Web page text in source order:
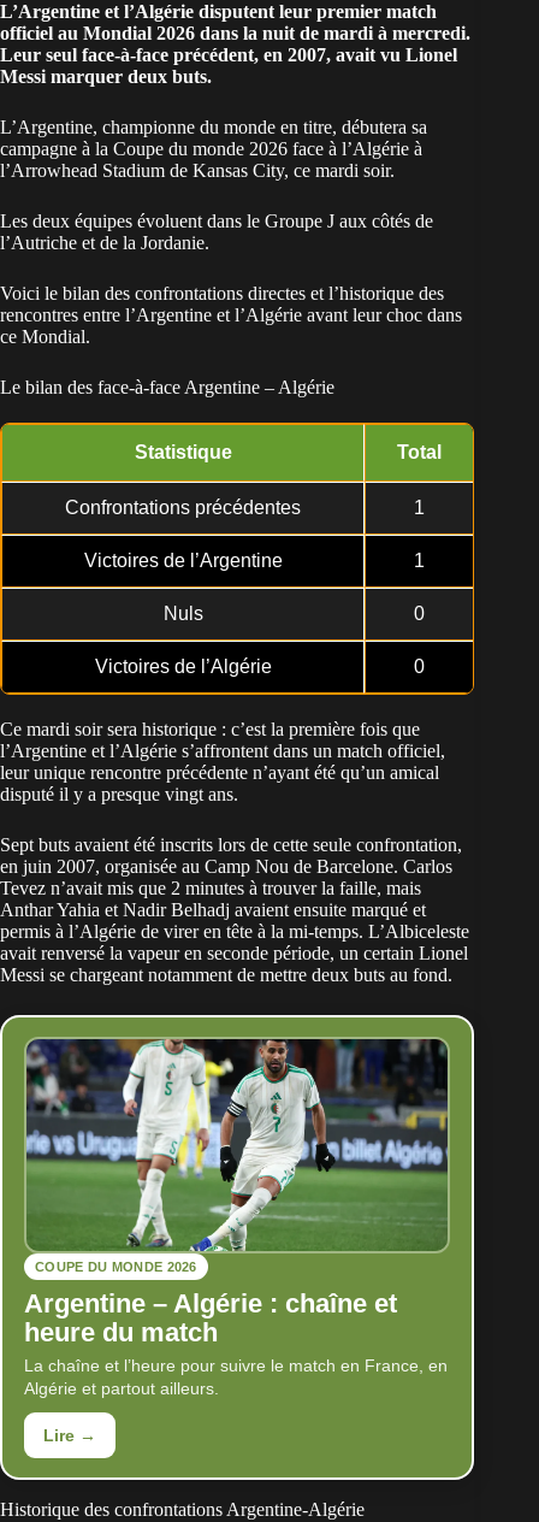
L’Argentine et l’Algérie disputent leur premier match
officiel au Mondial 2026 dans la nuit de mardi à mercredi.
Leur seul face-à-face précédent, en 2007, avait vu Lionel
Messi marquer deux buts.
L’Argentine, championne du monde en titre, débutera sa
campagne à la Coupe du monde 2026 face à l’Algérie à
l’Arrowhead Stadium de Kansas City, ce mardi soir.
Les deux équipes évoluent dans le Groupe J aux côtés de
l’Autriche et de la Jordanie.
Voici le bilan des confrontations directes et l’historique des
rencontres entre l’Argentine et l’Algérie avant leur choc dans
ce Mondial.
Le bilan des face-à-face Argentine – Algérie
Statistique Total
Confrontations précédentes 1
Victoires de l’Argentine 1
Nuls 0
Victoires de l’Algérie 0
Ce mardi soir sera historique : c’est la première fois que
l’Argentine et l’Algérie s’affrontent dans un match officiel,
leur unique rencontre précédente n’ayant été qu’un amical
disputé il y a presque vingt ans.
Sept buts avaient été inscrits lors de cette seule confrontation,
en juin 2007, organisée au Camp Nou de Barcelone. Carlos
Tevez n’avait mis que 2 minutes à trouver la faille, mais
Anthar Yahia et Nadir Belhadj avaient ensuite marqué et
permis à l’Algérie de virer en tête à la mi-temps. L’Albiceleste
avait renversé la vapeur en seconde période, un certain Lionel
Messi se chargeant notamment de mettre deux buts au fond.
COUPE DU MONDE 2026
Argentine – Algérie : chaîne et
heure du match
La chaîne et l’heure pour suivre le match en France, en
Algérie et partout ailleurs.
Lire →
Historique des confrontations Argentine-Algérie